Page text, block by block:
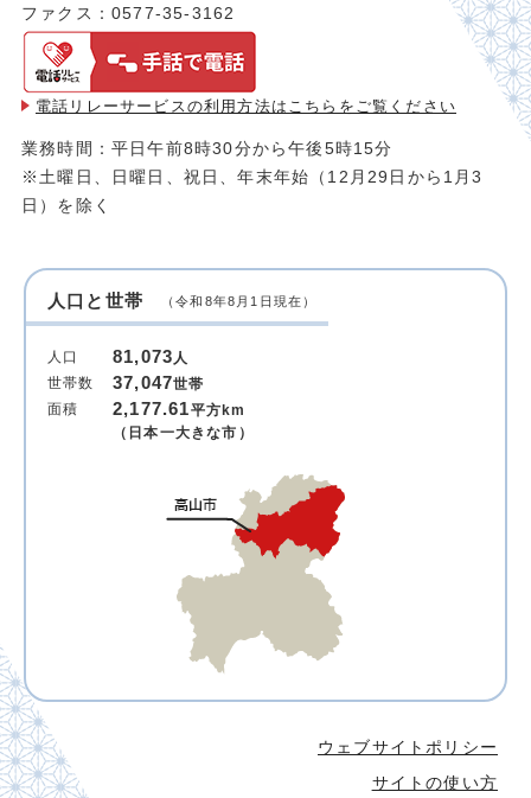
ファクス：0577-35-3162
電話リレーサービスの利用方法は こちらをご覧ください
業務時間：平日午前8時30分から午後5時15分
※土曜日、日曜日、祝日、年末年始（12月29日から1月3
日）を除く
人口と世帯 （令和8年8月1日現在）
人口 81,073 人
世帯数
37,047世帯
面積
2,177.61平方km
（日本一大きな市）
ウェブサイトポリシー
サイトの使い方